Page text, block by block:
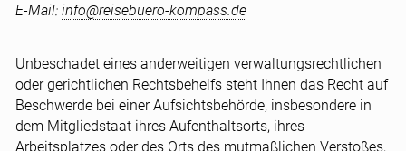
E-Mail: info@reisebuero-kompass.de
Unbeschadet eines anderweitigen verwaltungsrechtlichen
oder gerichtlichen Rechtsbehelfs steht Ihnen das Recht auf
Beschwerde bei einer Aufsichtsbehörde, insbesondere in
dem Mitgliedstaat ihres Aufenthaltsorts, ihres
Arbeitsplatzes oder des Orts des mutmaßlichen Verstoßes,